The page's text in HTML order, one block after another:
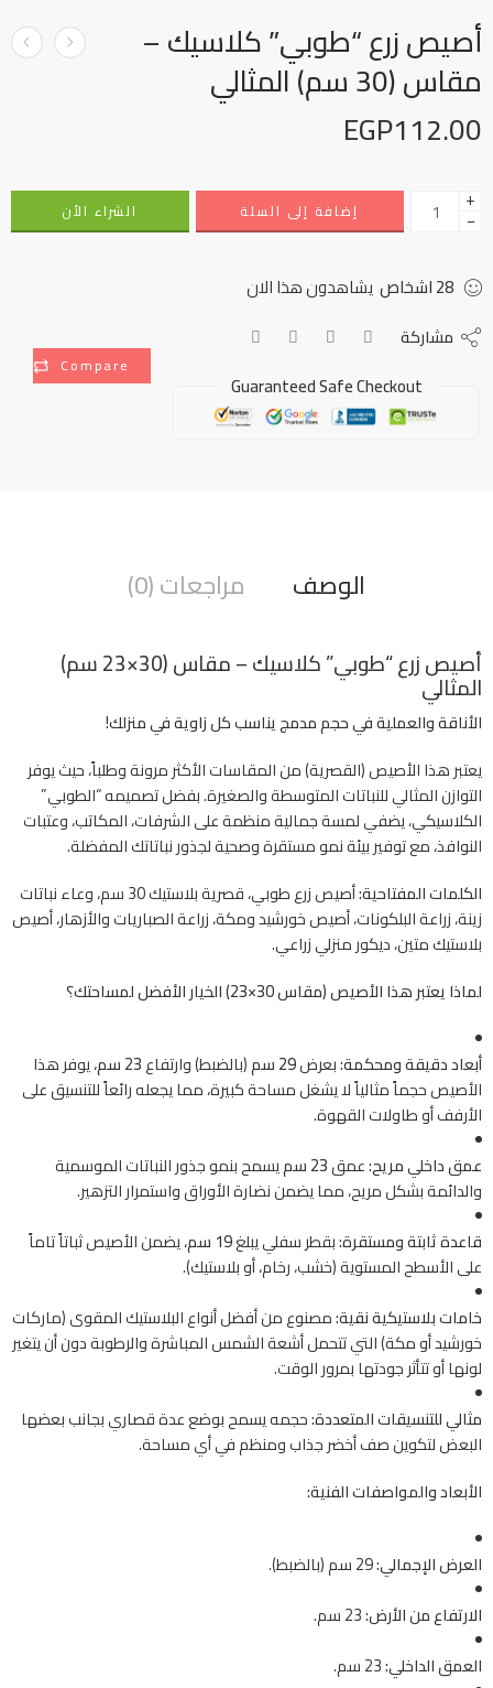
أصيص زرع “طوبي” كلاسيك –
مقاس (30 سم) المثالي
EGP112.00
+
− إضافة إلى السلة الشراء الأن
28اشخاص يشاهدون هذا الان
Compare
مشاركة
Guaranteed Safe Checkout
الوصف مراجعات (0)
أصيص زرع “طوبي” كلاسيك – مقاس (30×23 سم)
المثالي
الأناقة والعملية في حجم مدمج يناسب كل زاوية في منزلك!
يعتبر هذا الأصيص (القصرية) من المقاسات الأكثر مرونة وطلباً، حيث يوفر
التوازن المثالي للنباتات المتوسطة والصغيرة. بفضل تصميمه “الطوبي”
الكلاسيكي، يضفي لمسة جمالية منظمة على الشرفات، المكاتب، وعتبات
النوافذ، مع توفير بيئة نمو مستقرة وصحية لجذور نباتاتك المفضلة.
الكلمات المفتاحية:
أصيص زرع طوبي، قصرية بلاستيك 30 سم، وعاء نباتات
زينة، زراعة البلكونات، أصيص خورشيد ومكة، زراعة الصباريات والأزهار، أصيص
بلاستيك متين، ديكور منزلي زراعي.
لماذا يعتبر هذا الأصيص (مقاس 30×23) الخيار الأفضل لمساحتك؟
أبعاد دقيقة ومحكمة:بعرض29 سم (بالضبط) وارتفاع23 سم
، يوفر هذا
الأصيص حجماً مثالياً لا يشغل مساحة كبيرة، مما يجعله رائعاً للتنسيق على
الأرفف أو طاولات القهوة.
عمق داخلي مريح:عمق23 سم
يسمح بنمو جذور النباتات الموسمية
والدائمة بشكل مريح، مما يضمن نضارة الأوراق واستمرار التزهير.
قاعدة ثابتة ومستقرة:بقطر سفلي يبلغ19 سم
، يضمن الأصيص ثباتاً تاماً
على الأسطح المستوية (خشب، رخام، أو بلاستيك).
خامات بلاستيكية نقية:مصنوع من أفضل أنواع البلاستيك المقوى (ماركات
خورشيد أو مكة) التي تتحمل أشعة الشمس المباشرة والرطوبة دون أن يتغير
لونها أو تتأثر جودتها بمرور الوقت.
مثالي للتنسيقات المتعددة:حجمه يسمح بوضع عدة قصاري بجانب بعضها
البعض لتكوين صف أخضر جذاب ومنظم في أي مساحة.
الأبعاد والمواصفات الفنية:
العرض الإجمالي:
الارتفاع من الأرض:
العمق الداخلي: